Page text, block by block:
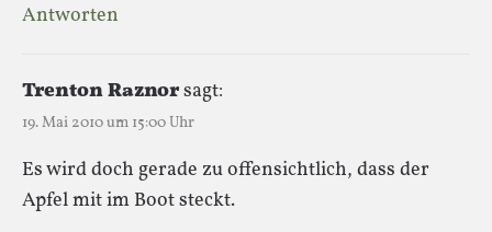
Antworten
Trenton Raznorsagt:
19. Mai 2010 um 15:00 Uhr
Es wird doch gerade zu offensichtlich, dass der
Apfel mit im Boot steckt.